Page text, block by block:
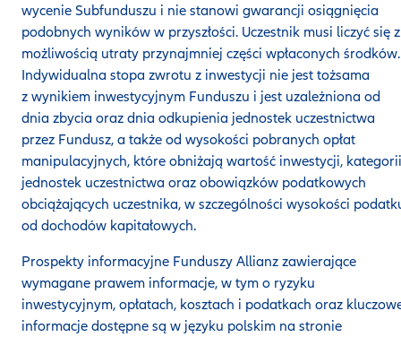
wycenie Subfunduszu i nie stanowi gwarancji osiągnięcia
podobnych wyników w przyszłości. Uczestnik musi liczyć się z
możliwością utraty przynajmniej części wpłaconych środków.
Indywidualna stopa zwrotu z inwestycji nie jest tożsama
z wynikiem inwestycyjnym Funduszu i jest uzależniona od
dnia zbycia oraz dnia odkupienia jednostek uczestnictwa
przez Fundusz, a także od wysokości pobranych opłat
manipulacyjnych, które obniżają wartość inwestycji, kategorii
jednostek uczestnictwa oraz obowiązków podatkowych
obciążających uczestnika, w szczególności wysokości
od dochodów kapitałowych.
Prospekty informacyjne Funduszy Allianz zawierające
wymagane prawem informacje, w tym o ryzyku
inwestycyjnym, opłatach, kosztach i podatkach oraz
informacje dostępne są w języku polskim na stronie